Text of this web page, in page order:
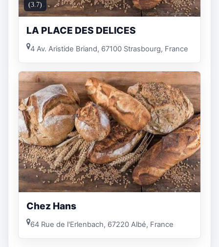
(3.7)
LA PLACE DES DELICES
4 Av. Aristide Briand, 67100 Strasbourg, France
Chez Hans
64 Rue de l'Erlenbach, 67220 Albé, France